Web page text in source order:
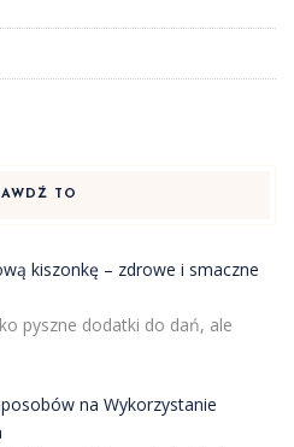
TO
kiszonkę – zdrowe i smaczne
pyszne dodatki do dań, ale
na Wykorzystanie